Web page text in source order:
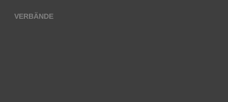
VERBÄNDE